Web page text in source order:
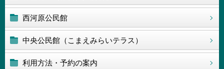
西河原公民館
中央公民館（こまえみらいテラス）
利用方法・予約の案内